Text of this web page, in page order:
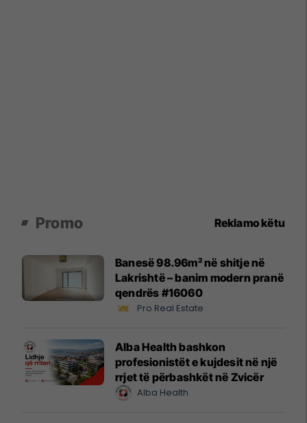
Promo Reklamo këtu
Banesë 98.96m² në shitje në
Lakrishtë – banim modern pranë
qendrës #16060
Pro Real Estate
Alba Health bashkon
profesionistët e kujdesit në një
rrjet të përbashkët në Zvicër
Alba Health